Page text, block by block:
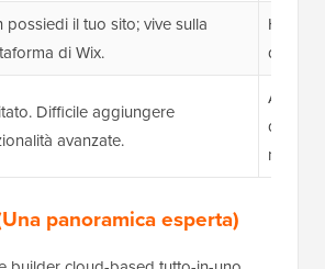
possiedi il tuo sito; vive sulla
di Wix.
Hai il
di tutti i
Difficile aggiungere
avanzate.
di sito,
panoramica esperta)